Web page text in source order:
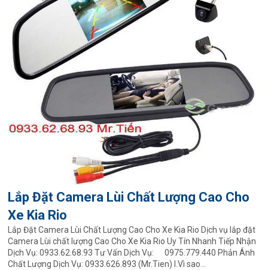
Lắp Đặt Camera Lùi Chất Lượng Cao Cho
Xe Kia Rio
Lắp Đặt Camera Lùi Chất Lượng Cao Cho Xe Kia Rio Dịch vụ lắp đặt
Camera Lùi chất lượng Cao Cho Xe Kia Rio Uy Tín Nhanh Tiếp Nhận
Dịch Vụ: 0933.62.68.93 Tư Vấn Dịch Vụ: 0975.779.440 Phản Ánh
Chất Lượng Dịch Vụ: 0933.626.893 (Mr.Tien) I.Vì sao...